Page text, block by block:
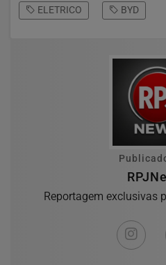
ELETRICO BYD
Reportagem exclusivas